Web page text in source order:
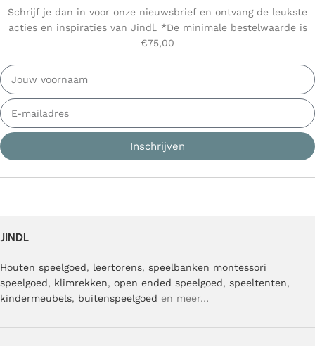
Schrijf je dan in voor onze nieuwsbrief en ontvang de leukste
acties en inspiraties van Jindl. *De minimale bestelwaarde is
€75,00
Inschrijven
JINDL
Houten speelgoed, leertorens, speelbanken montessori
speelgoed, klimrekken, open ended speelgoed, speeltenten,
kindermeubels, buitenspeelgoed en meer…